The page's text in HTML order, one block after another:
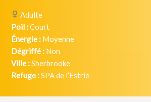
Adulte
Poil :Court
Énergie : Moyenne
Dégriffé : Non
Ville :Sherbrooke
Refuge :SPA de l’Estrie